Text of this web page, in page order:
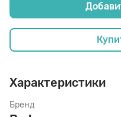
Характеристики
Бренд
Салфетки
Стельки